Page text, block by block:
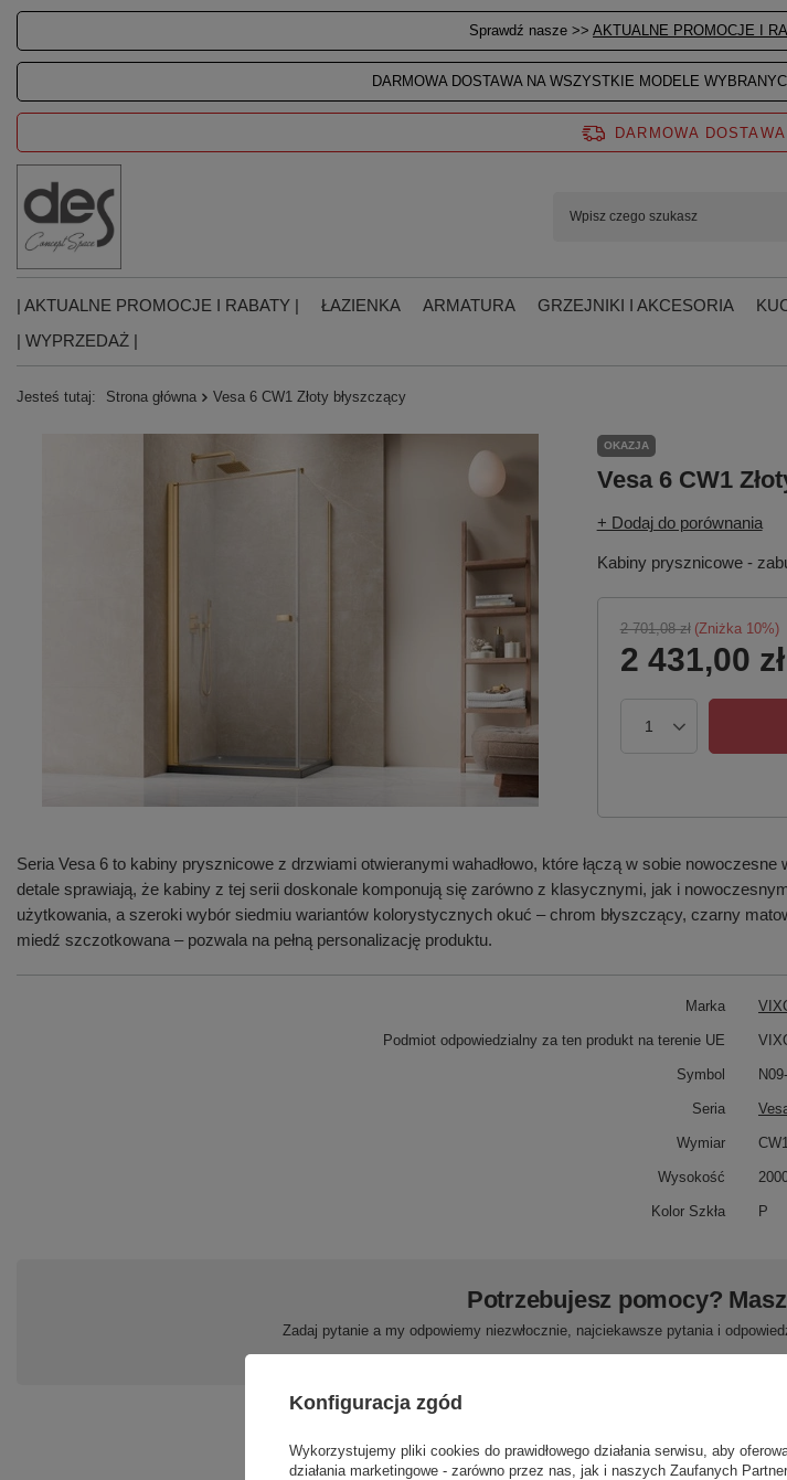
Sprawdź nasze >> AKTUALNE PROMOCJE I
DARMOWA DOSTAWA NA WSZYSTKIE MODELE
DARMOWA DOSTAWA
| AKTUALNE PROMOCJE I RABATY | ŁAZIENKA ARMATURA GRZEJNIKI I AKCESORIA
| WYPRZEDAŻ |
Jesteś tutaj: Strona główna Vesa 6 CW1 Złoty błyszczący
OKAZJA
Vesa 6 CW1
+ Dodaj do porównania
Kabiny prysznicowe -
2 701,08 zł (Zniżka 10%)
2 431,00 zł
Seria Vesa 6 to kabiny prysznicowe z drzwiami otwieranymi wahadłowo, które łączą w sobie
detale sprawiają, że kabiny z tej serii doskonale komponują się zarówno z klasycznymi, jak i
użytkowania, a szeroki wybór siedmiu wariantów kolorystycznych okuć – chrom błyszczący, czarny
miedź szczotkowana – pozwala na pełną personalizację produktu.
Marka
Podmiot odpowiedzialny za ten produkt na terenie UE
Symbol
Seria
Wymiar
Wysokość
Kolor Szkła P
Potrzebujesz pomocy?
Zadaj pytanie a my odpowiemy niezwłocznie, najciekawsze pytania i
Napisz
Konfiguracja zgód
Wykorzystujemy pliki cookies do prawidłowego działania serwisu, aby
działania marketingowe - zarówno przez nas, jak i naszych Zaufanych